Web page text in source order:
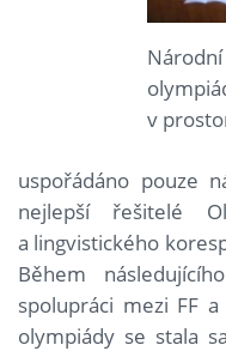
v
uspořádáno pouze
nejlepší řešitelé
a lingvistického
Během
spolupráci mezi FF
olympiády se stala